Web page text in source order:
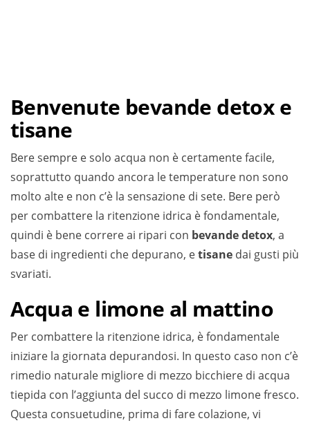
Benvenute bevande detox e
tisane
Bere sempre e solo acqua non è certamente facile,
soprattutto quando ancora le temperature non sono
molto alte e non c’è la sensazione di sete. Bere però
per combattere la ritenzione idrica è fondamentale,
quindi è bene correre ai ripari con bevande detox, a
base di ingredienti che depurano, etisane dai gusti più
svariati.
Acqua e limone al mattino
Per combattere la ritenzione idrica, è fondamentale
iniziare la giornata depurandosi. In questo caso non c’è
rimedio naturale migliore di mezzo bicchiere di acqua
tiepida con l’aggiunta del succo di mezzo limone fresco.
Questa consuetudine, prima di fare colazione, vi